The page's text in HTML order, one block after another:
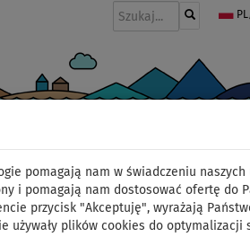
pomagają nam w świadczeniu naszych
i pomagają nam dostosować ofertę do
przycisk "Akceptuję", wyrażają
używały plików cookies do optymalizacji